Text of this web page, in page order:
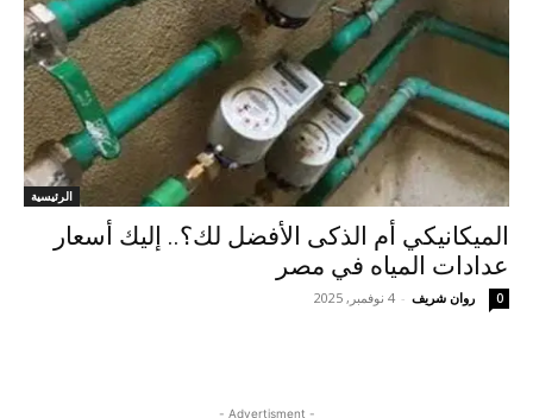
الرئيسية
الميكانيكي أم الذكى الأفضل لك؟.. إليك أسعار
عدادات المياه في مصر
روان شريف - 4 نوفمبر, 2025 0
- Advertisment -